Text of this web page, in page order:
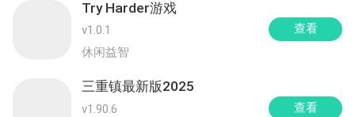
Try Harder游戏
v1.0.1
休闲益智
查看
三重镇最新版2025
v1.90.6
查看